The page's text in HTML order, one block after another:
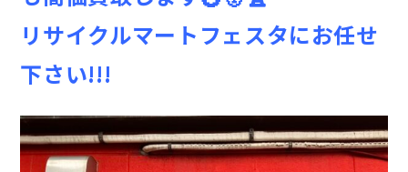
リサイクルマートフェスタにお任せ
下さい!!!